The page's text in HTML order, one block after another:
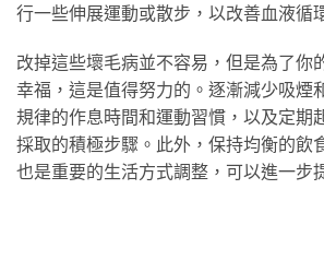
行一些伸展運動或散步，以改善血液循
改掉這些壞毛病並不容易，但是為了你
幸福，這是值得努力的。逐漸減少吸煙
規律的作息時間和運動習慣，以及定期
採取的積極步驟。此外，保持均衡的飲
也是重要的生活方式調整，可以進一步